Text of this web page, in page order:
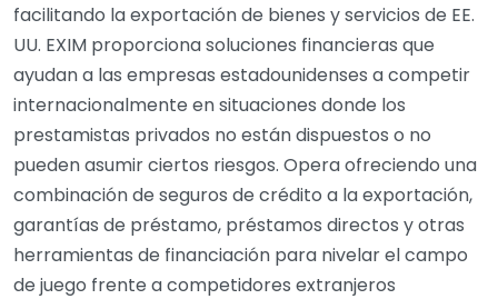
facilitando la exportación de bienes y servicios de EE.
UU. EXIM proporciona soluciones financieras que
ayudan a las empresas estadounidenses a competir
internacionalmente en situaciones donde los
prestamistas privados no están dispuestos o no
pueden asumir ciertos riesgos. Opera ofreciendo una
combinación de seguros de crédito a la exportación,
garantías de préstamo, préstamos directos y otras
herramientas de financiación para nivelar el campo
de juego frente a competidores extranjeros